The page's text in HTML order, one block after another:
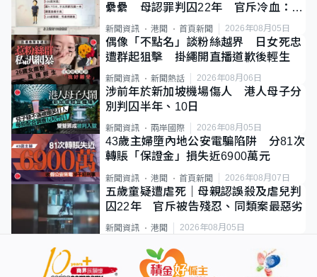
纍纍 母認罪判囚22年 官斥冷血：同
類案最惡劣
新聞資訊 港聞 首頁新聞 2026年08月05日
偶像「不點名」談粉絲越界 日女死忠
遭群起狙擊 掛繩開直播道歉後輕生
新聞資訊 新聞熱話 2026年08月06日
涉前年於新加坡機場傷人 港人母子分
別判囚半年、10日
新聞資訊 兩岸國際 2026年08月05日
43歲主婦墮內地公安電騙陷阱 分81次
轉賬「保證金」損失近6900萬元
新聞資訊 港聞 首頁新聞 2026年08月07日
五歲童疑遭虐死｜母親認誤殺及虐兒判
囚22年 官斥被告殘忍、同類案最惡劣
新聞資訊 港聞 2026年08月05日